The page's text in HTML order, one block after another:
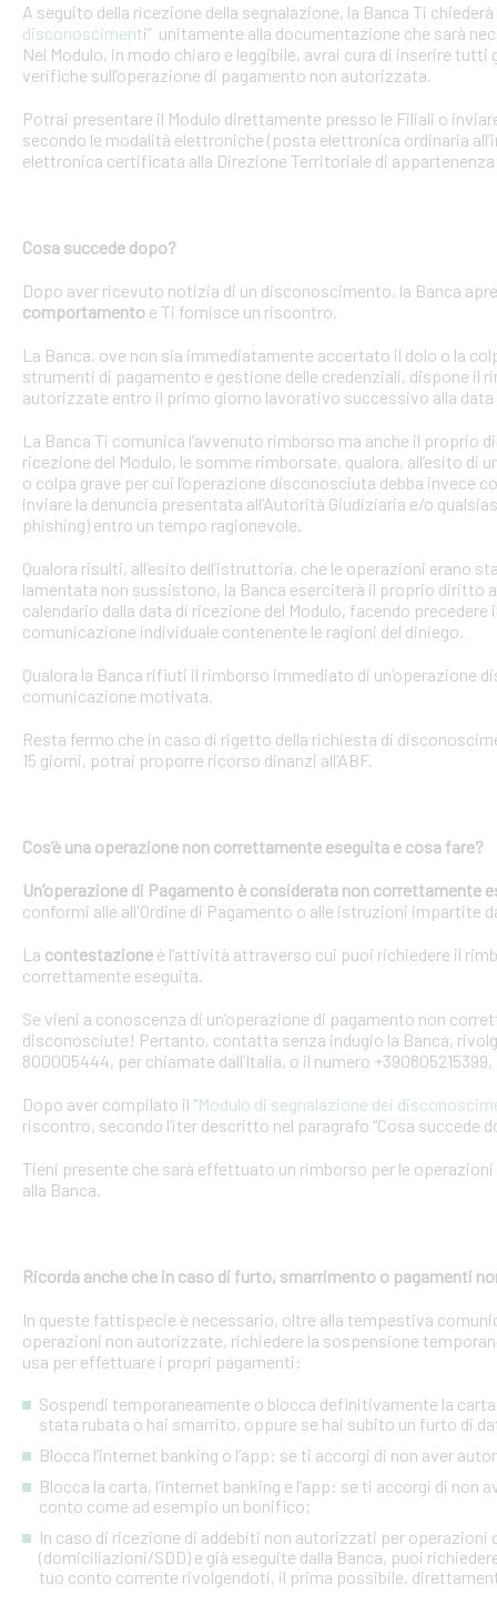
A seguito della ricezione della segnalazione, la Banca Ti
disconoscimenti” unitamente alla documentazione che sarà
Nel Modulo, in modo chiaro e leggibile, avrai cura di inserire
verifiche sull’operazione di pagamento non autorizzata.
Potrai presentare il Modulo direttamente presso le Filiali o
secondo le modalità elettroniche (posta elettronica ordinaria
elettronica certificata alla Direzione Territoriale di
Cosa succede dopo?
Dopo aver ricevuto notizia di un disconoscimento, la Banca
comportamento e Ti fornisce un riscontro.
La Banca, ove non sia immediatamente accertato il dolo o la
strumenti di pagamento e gestione delle credenziali, dispone il
autorizzate entro il primo giorno lavorativo successivo alla data
La Banca Ti comunica l’avvenuto rimborso ma anche il proprio
ricezione del Modulo, le somme rimborsate, qualora, all’esito
o colpa grave per cui l’operazione disconosciuta debba invece
inviare la denuncia presentata all’Autorità Giudiziaria e/o
phishing) entro un tempo ragionevole.
Qualora risulti, all’esito dell’istruttoria, che le operazioni erano
lamentata non sussistono, la Banca eserciterà il proprio diritto
calendario dalla data di ricezione del Modulo, facendo
comunicazione individuale contenente le ragioni del diniego.
Qualora la Banca rifiuti il rimborso immediato di un’operazione
comunicazione motivata.
Resta fermo che in caso di rigetto della richiesta di
15 giorni, potrai proporre ricorso dinanzi all’ABF.
Cos’è una operazione non correttamente eseguita e cosa fare?
Un’operazione di Pagamento è considerata non correttamente
conformi alle all'Ordine di Pagamento o alle istruzioni impartite
La contestazione è l’attività attraverso cui puoi richiedere il
correttamente eseguita.
Se vieni a conoscenza di un’operazione di pagamento non
disconosciute! Pertanto, contatta senza indugio la Banca,
800005444, per chiamate dall’Italia, o il numero
Dopo aver compilato il “Modulo di segnalazione dei
riscontro, secondo l’iter descritto nel paragrafo “Cosa succede
Tieni presente che sarà effettuato un rimborso per le
alla Banca.
Ricorda anche che in caso di furto, smarrimento o pagamenti
In queste fattispecie è necessario, oltre alla tempestiva
operazioni non autorizzate, richiedere la sospensione
usa per effettuare i propri pagamenti:
Sospendi temporaneamente o blocca definitivamente la
stata rubata o hai smarrito, oppure se hai subito un furto di
Blocca l’internet banking o l’app: se ti accorgi di non aver
Blocca la carta, l’internet banking e l’app: se ti accorgi di
conto come ad esempio un bonifico;
In caso di ricezione di addebiti non autorizzati per
(domiciliazioni/SDD) e già eseguite dalla Banca, puoi
tuo conto corrente rivolgendoti, il prima possibile,